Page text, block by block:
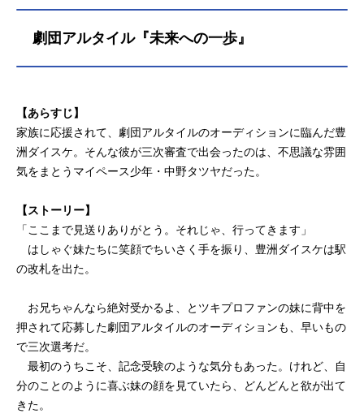
劇団アルタイル『未来への一歩』
【あらすじ】
家族に応援されて、劇団アルタイルのオーディションに臨んだ豊
洲ダイスケ。そんな彼が三次審査で出会ったのは、不思議な雰囲
気をまとうマイペース少年・中野タツヤだった。
【ストーリー】
「ここまで見送りありがとう。それじゃ、行ってきます」
はしゃぐ妹たちに笑顔でちいさく手を振り、豊洲ダイスケは駅
の改札を出た。
お兄ちゃんなら絶対受かるよ、とツキプロファンの妹に背中を
押されて応募した劇団アルタイルのオーディションも、早いもの
で三次選考だ。
最初のうちこそ、記念受験のような気分もあった。けれど、自
分のことのように喜ぶ妹の顔を見ていたら、どんどんと欲が出て
きた。